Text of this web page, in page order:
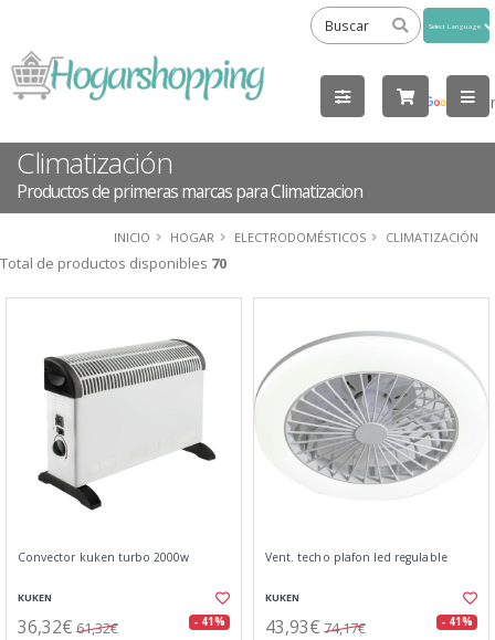
by
Climatización
Productos de primeras marcas para Climatizacion
INICIO HOGAR ELECTRODOMÉSTICOS CLIMATIZACIÓN
Total de productos disponibles 70
Convector kuken turbo 2000w
KUKEN
36,32€ 61,32€ - 41%
Vent. techo plafon led regulable
KUKEN
43,93€ 74,17€ - 41%